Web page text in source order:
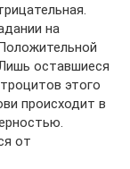
на
оставшиеся
этого
происходит в
от